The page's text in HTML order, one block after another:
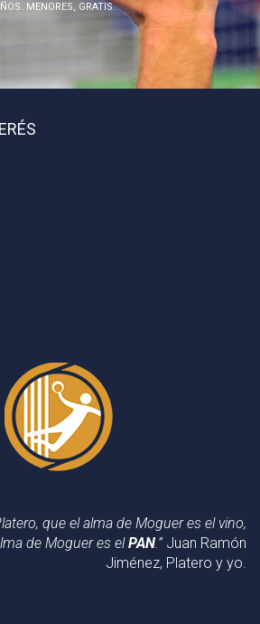
MENORES, GRATIS.
que el alma de Moguer es el vino,
de Moguer es elPAN.”Juan Ramón
Jiménez, Platero y yo.